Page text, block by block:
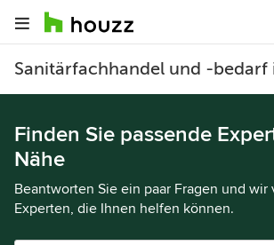
Sanitärfachhandel und -bedarf
Finden Sie passende
Nähe
Beantworten Sie ein paar Fragen und
Experten, die Ihnen helfen können.